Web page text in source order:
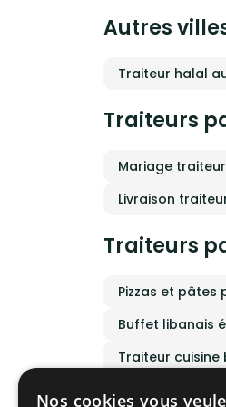
Autres
Traiteur halal
Traiteurs
Mariage
Livraison
Traiteurs
Pizzas et pâtes
Buffet libanais
Traiteur
Traiteur
Nos cookies vous